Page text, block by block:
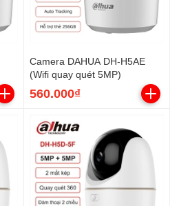
Camera DAHUA DH-H5AE
(Wifi quay quét 5MP)
560.000₫